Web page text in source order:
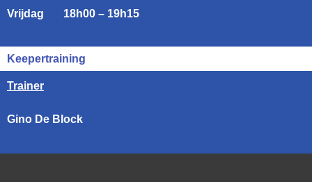
Vrijdag 18h00 – 19h15
Keepertraining
Trainer
Gino De Block